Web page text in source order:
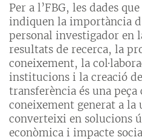
Per a l’FBG, les dades
indiquen la importància
personal investigador en
resultats de recerca, la
coneixement, la
institucions i la creació de
transferència és una peça
coneixement generat a la
converteixi en solucions
econòmica i impacte